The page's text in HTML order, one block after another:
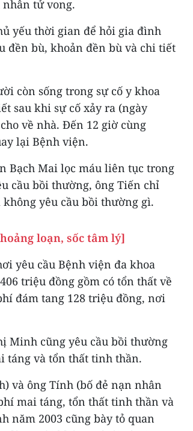
tử vong.
yếu thời gian để hỏi gia đình
đền bù, khoản đền bù và chi tiết
còn sống trong sự cố y khoa
sau khi sự cố xảy ra (ngày
về nhà. Đến 12 giờ cùng
lại Bệnh viện.
Bạch Mai lọc máu liên tục trong
cầu bồi thường, ông Tiến chỉ
yêu cầu bồi thường gì.
loạn, sốc tâm lý]
yêu cầu Bệnh viện đa khoa
triệu đồng gồm có tổn thất về
đám tang 128 triệu đồng, nơi
Minh cũng yêu cầu bồi thường
táng và tổn thất tinh thần.
và ông Tính (bố đẻ nạn nhân
mai táng, tổn thất tinh thần và
năm 2003 cũng bày tỏ quan